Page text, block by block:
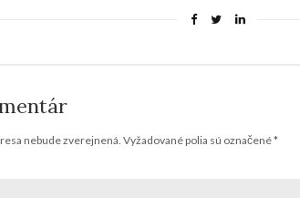
nebude zverejnená. Vyžadované polia sú označené*